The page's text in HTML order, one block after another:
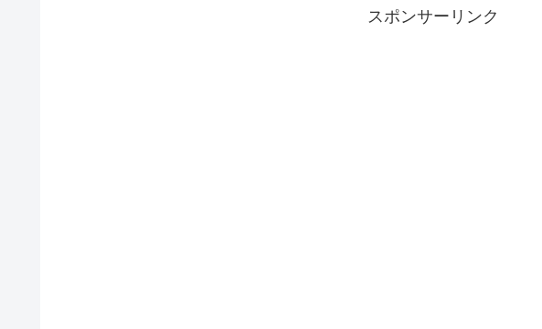
スポンサーリンク